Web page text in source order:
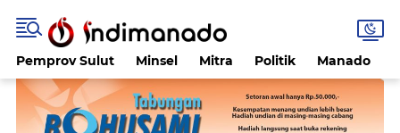
Pemprov Sulut Minsel Mitra Politik Manado